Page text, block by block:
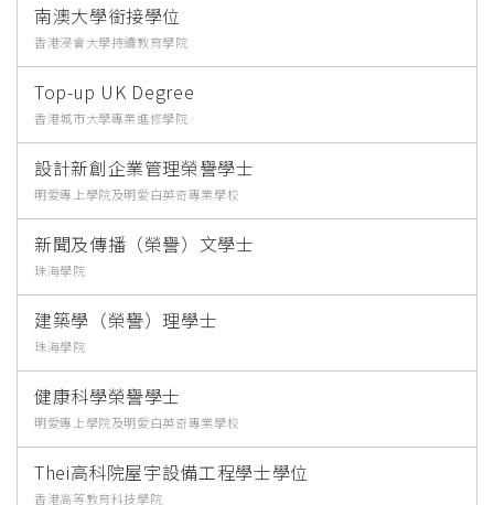
南澳大學銜接學位
香港浸會大學持續教育學院
Top-up UK Degree
香港城市大學專業進修學院
設計新創企業管理榮譽學士
明愛專上學院及明愛白英奇專業學校
新聞及傳播（榮譽）文學士
珠海學院
建築學（榮譽）理學士
珠海學院
健康科學榮譽學士
明愛專上學院及明愛白英奇專業學校
Thei高科院屋宇設備工程學士學位
香港高等教育科技學院